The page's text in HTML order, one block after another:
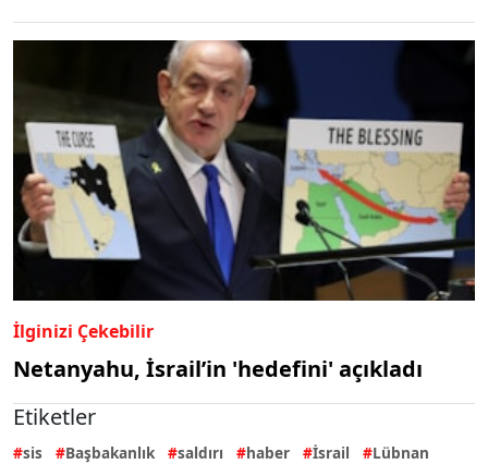
İlginizi Çekebilir
Netanyahu, İsrail’in 'hedefini' açıkladı
Etiketler
sis Başbakanlık saldırı haber İsrail
Lübnan